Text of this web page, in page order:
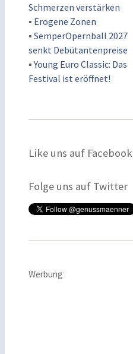
Schmerzen verstärken
▪ Erogene Zonen
▪ SemperOpernball 2027
senkt Debütantenpreise
▪Young Euro Classic: Das
Festival ist eröffnet!
Like uns auf Facebook
Folge uns auf Twitter
Werbung